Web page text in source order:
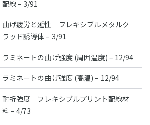
配線 – 3/91
曲げ疲労と延性 フレキシブルメタルク
ラッド誘導体 – 3/91
ラミネートの曲げ強度 (周囲温度) – 12/94
ラミネートの曲げ強度 (高温) – 12/94
耐折強度 フレキシブルプリント配線材
料 – 4/73